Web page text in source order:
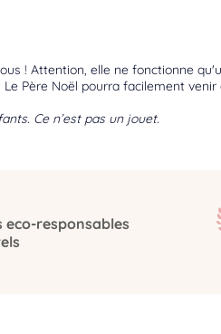
! Attention, elle ne fonctionne
Père Noël pourra facilement
Ce n’est pas un jouet.
eco-responsables